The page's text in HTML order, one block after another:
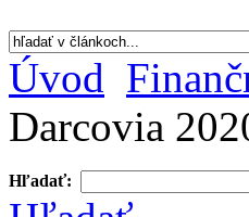
Úvod
Darcovia
Hľadať: